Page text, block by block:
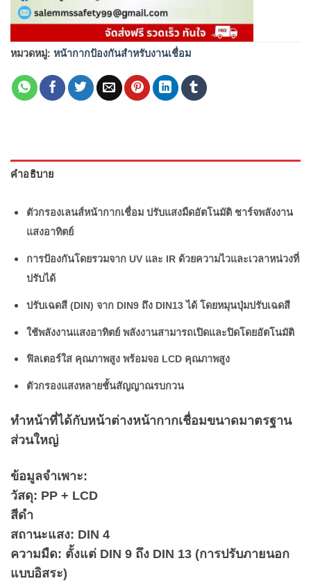
หมวดหมู่: หน้ากากป้องกันสำหรับงานเชื่อม
คำอธิบาย
ตัวกรองเลนส์หน้ากากเชื่อม ปรับแสงมืดอัตโนมัติ ชาร์จพลังงาน
แสงอาทิตย์
การป้องกันโดยรวมจาก UV และ IR ด้วยความไวและเวลาหน่วงที่
ปรับได้
ปรับเฉดสี (DIN) จาก DIN9 ถึง DIN13 ได้ โดยหมุนปุ่มปรับเฉดสี
ใช้พลังงานแสงอาทิตย์ พลังงานสามารถเปิดและปิดโดยอัตโนมัติ
ฟิลเตอร์ใส คุณภาพสูง พร้อมจอ LCD คุณภาพสูง
ตัวกรองแสงหลายชั้นสัญญาณรบกวน
ทำหน้าที่ได้กับหน้าต่างหน้ากากเชื่อมขนาดมาตรฐาน
ส่วนใหญ่
ข้อมูลจำเพาะ:
วัสดุ: PP + LCD
สีดำ
สถานะแสง: DIN 4
ความมืด: ตั้งแต่ DIN 9 ถึง DIN 13 (การปรับภายนอก
แบบอิสระ)